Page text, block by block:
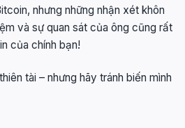
nhưng những nhận xét khôn
và sự quan sát của ông cũng rất
của chính bạn!
tài – nhưng hãy tránh biến mình